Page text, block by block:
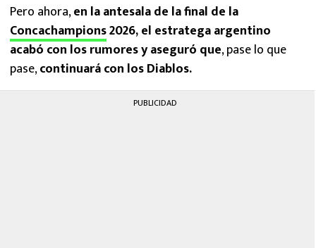
Pero ahora,en la antesala de la final de la
Concachampions2026, el estratega argentino
acabó con los rumores y aseguró que, pase lo que
pase,continuará con los Diablos.
PUBLICIDAD